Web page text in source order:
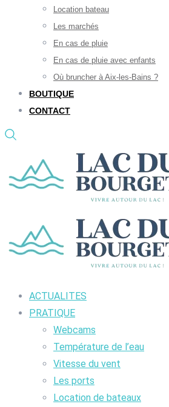
Location bateau
Les marchés
En cas de pluie
En cas de pluie avec enfants
Où bruncher à Aix-les-Bains ?
BOUTIQUE
CONTACT
ACTUALITES
PRATIQUE
Webcams
Température de l’eau
Vitesse du vent
Les ports
Location de bateaux